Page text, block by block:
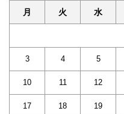
月 火 水
3 4 5
10 11 12
17 18 19